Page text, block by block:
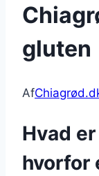
gluten
Af
Hvad
hvorfor